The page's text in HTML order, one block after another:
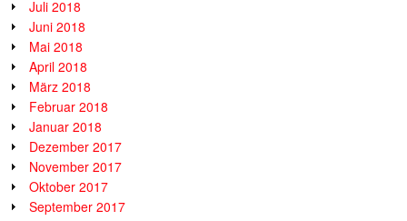
Juli 2018
Juni 2018
Mai 2018
April 2018
März 2018
Februar 2018
Januar 2018
Dezember 2017
November 2017
Oktober 2017
September 2017